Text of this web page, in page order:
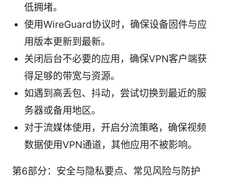
低拥堵。
使用WireGuard协议时，确保设备固件与应
用版本更新到最新。
关闭后台不必要的应用，确保VPN客户端获
得足够的带宽与资源。
如遇到高丢包、抖动，尝试切换到最近的服
务器或备用地区。
对于流媒体使用，开启分流策略，确保视频
数据使用VPN通道，其他应用不被影响。
第6部分：安全与隐私要点、常见风险与防护